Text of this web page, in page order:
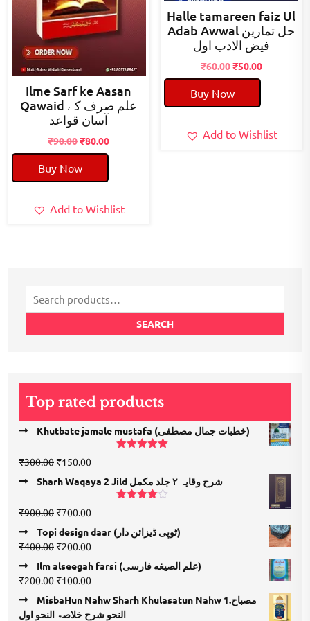
Ilme Sarf ke Aasan
Qawaid علم صرف کے
آسان قواعد
₹90.00Original
price
was:
₹90.00.
₹80.00Current
Buy Now
Add to Wishlist
Halle tamareen faiz Ul
Adab Awwal حل تمارین
فیض الادب اول
₹60.00Original
price
was:
₹60.00.
₹50.00Current
Buy Now
Add to Wishlist
Search
for:
SEARCH
Top rated products
Khutbate jamale mustafa (خطبات جمال مصطفی)
₹300.00 Original
price
was:
₹150.00Current
is:
₹150.00.
Sharh Waqaya 2 Jild شرح وقایہ ۲ جلد مکمل
of 5
₹900.00 Original
price
was:
₹900.00.
₹700.00Current
price
is:
Topi design daar (ٹوپی ڈیزائن دار)
₹400.00 Original
price
was:
₹400.00.
₹200.00Current
price
is:
Ilm alseegah farsi (علم الصيغه فارسى)
₹200.00 Original
was:
₹100.00Current
price
is:
MisbaHun Nahw Sharh Khulasatun Nahw 1.مصباح
النحو شرح خلاصۃ النحو اول